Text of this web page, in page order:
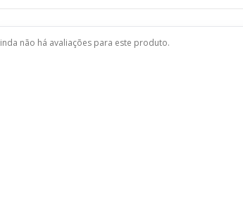
não há avaliações para este produto.